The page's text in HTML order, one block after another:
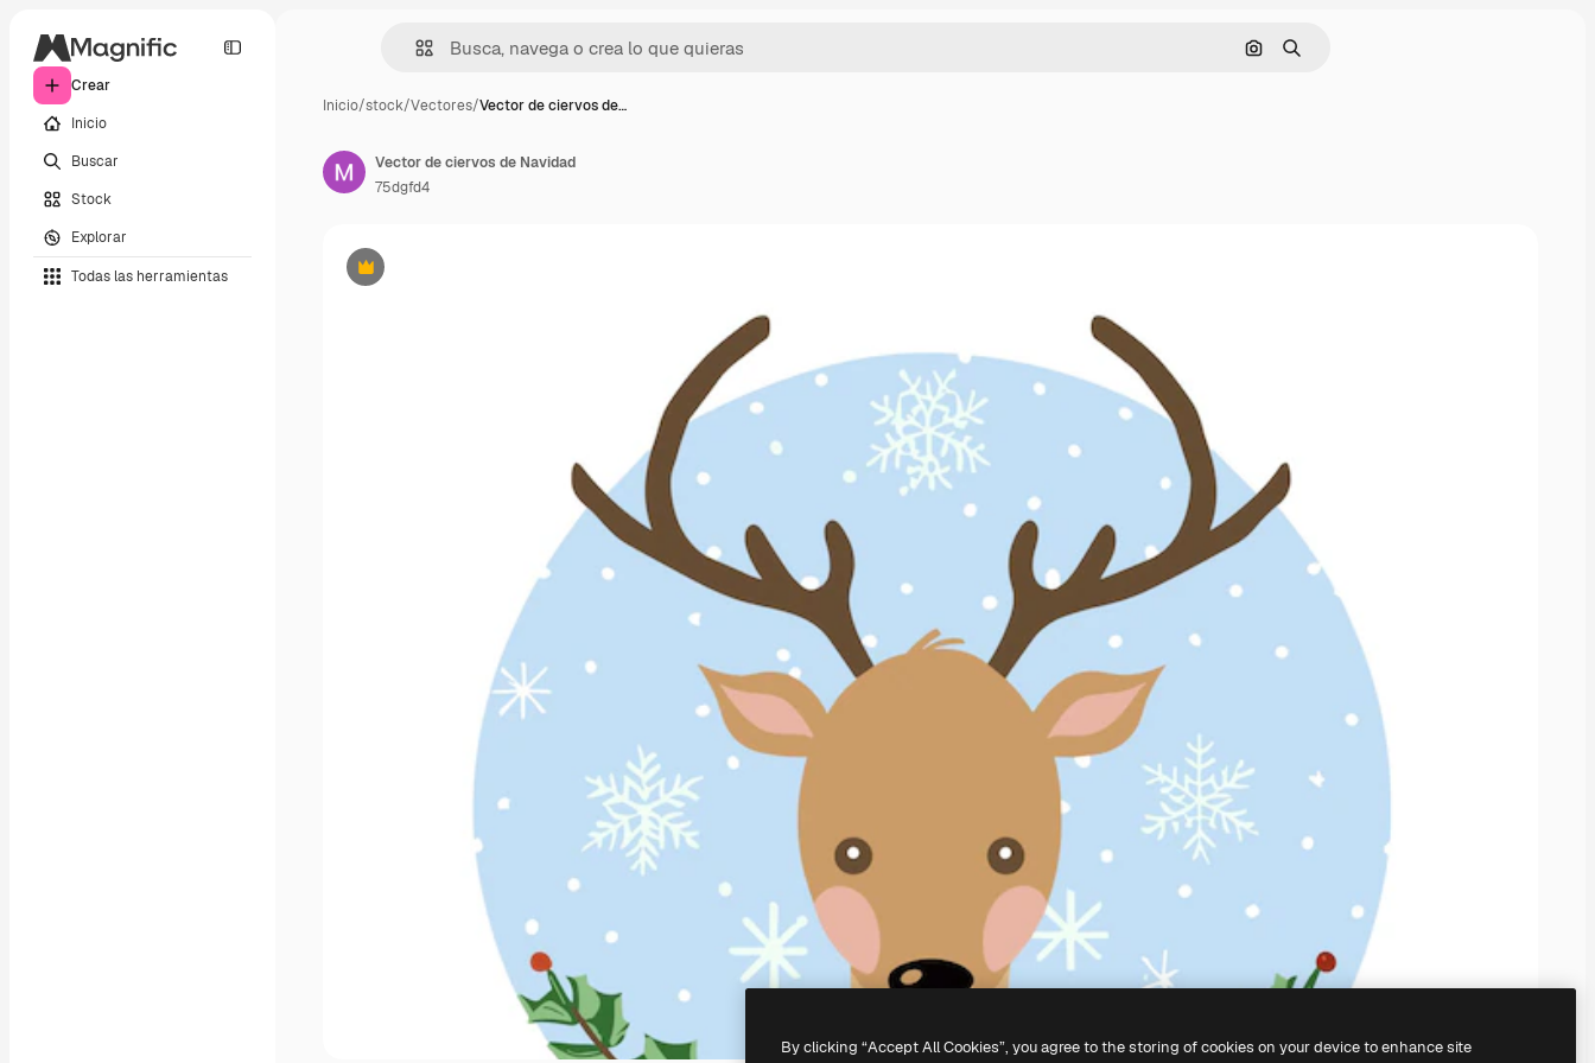
Crear
Inicio
Buscar
Stock
Explorar
Todas las herramientas
Buscar por imagen
Buscar
Inicio/stock/Vectores/Vector de ciervos de…
Premium
Vector de ciervos de Navidad
75dgfd4
By clicking “Accept All Cookies”, you agree to the storing of cookies on your device to enhance site